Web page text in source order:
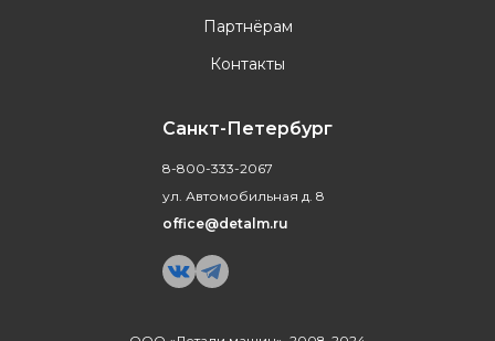
Партнёрам
Контакты
Санкт-Петербург
8-800-333-2067
ул. Автомобильная д. 8
office@detalm.ru